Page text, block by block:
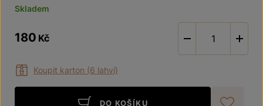
Skladem
180 Kč
Koupit karton (6 lahví)
-
DO KOŠÍKU